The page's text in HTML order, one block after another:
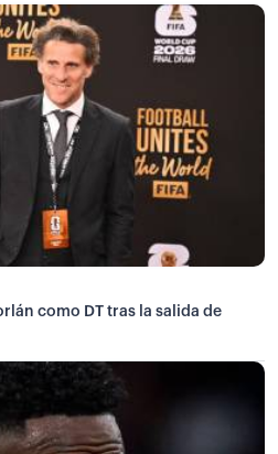
como DT tras la salida de